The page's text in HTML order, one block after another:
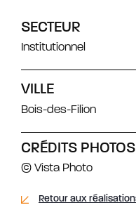
SECTEUR
Institutionnel
VILLE
Bois-des-Filion
CRÉDITS PHOTOS
© Vista Photo
Retour aux